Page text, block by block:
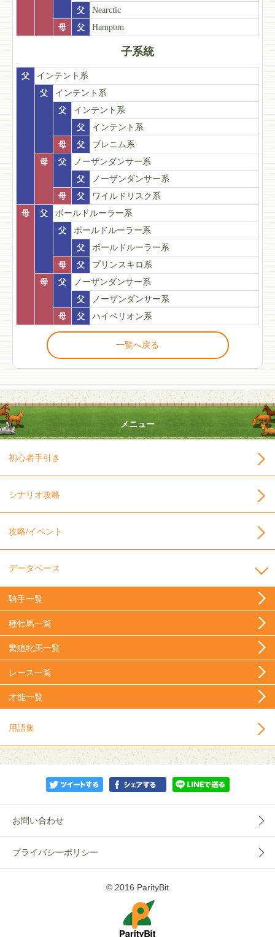
父
Nearctic
母
父 Hampton
子系統
父
インテント系
父
インテント系
父
インテント系
父
インテント系
母
父
ブレニム系
母
父
ノーザンダンサー系
父
ノーザンダンサー系
母
父
ワイルドリスク系
母
父
ボールドルーラー系
父
ボールドルーラー系
父
ボールドルーラー系
母
父
プリンスキロ系
母
父
ノーザンダンサー系
父
ノーザンダンサー系
母
父 ハイペリオン系
一覧へ戻る
メニュー
初心者手引き
シナリオ攻略
攻略/イベント
データベース
騎手一覧
種牡馬一覧
繁殖牝馬一覧
レース一覧
才能一覧
用語集
お問い合わせ
プライバシーポリシー
© 2016 ParityBit